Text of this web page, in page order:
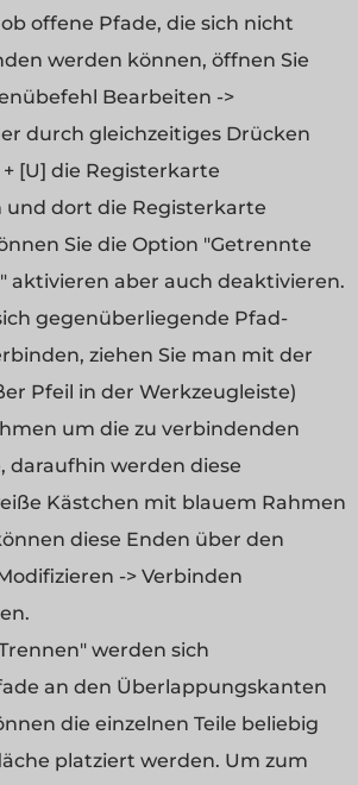
offene Pfade, die sich nicht
werden können, öffnen Sie
Bearbeiten ->
durch gleichzeitiges Drücken
[U] die Registerkarte
und dort die Registerkarte
Sie die Option "Getrennte
aktivieren aber auch deaktivieren.
gegenüberliegende Pfad-
ziehen Sie man mit der
Pfeil in der Werkzeugleiste)
um die zu verbindenden
daraufhin werden diese
Kästchen mit blauem Rahmen
diese Enden über den
-> Verbinden
werden sich
an den Überlappungskanten
die einzelnen Teile beliebig
platziert werden. Um zum